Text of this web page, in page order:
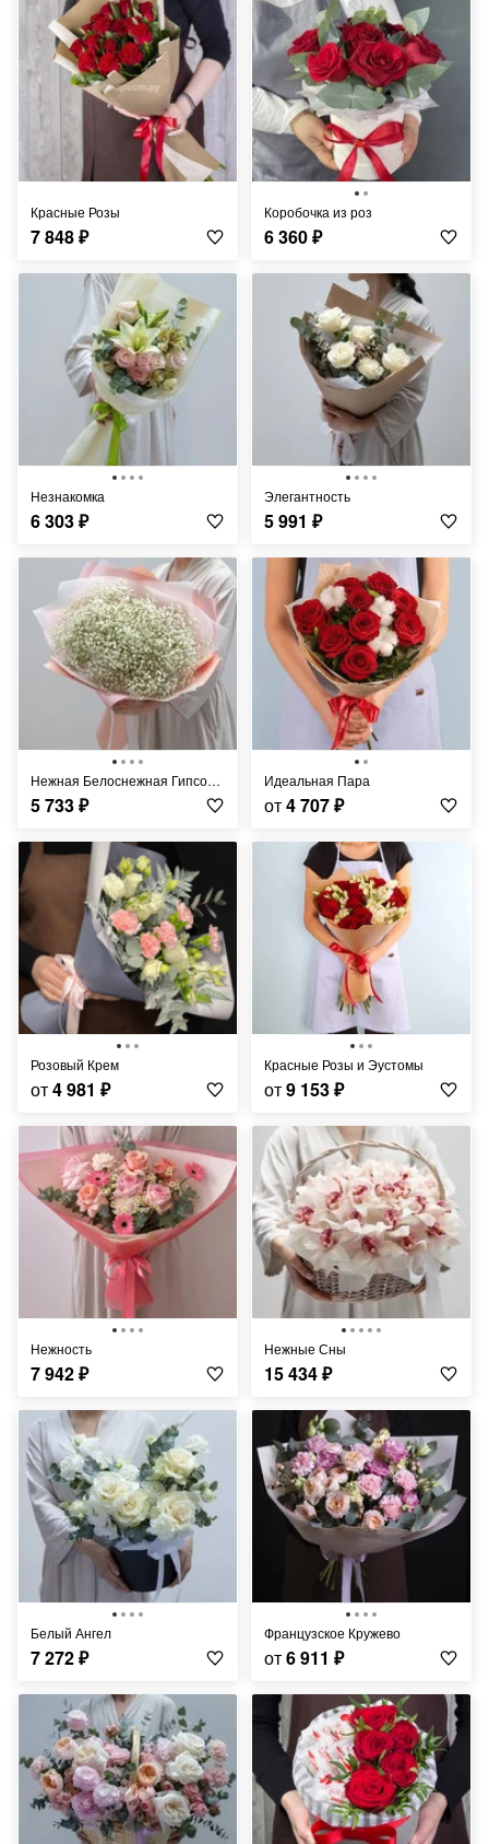
Красные Розы
7 848₽
Коробочка из роз
6 360₽
Незнакомка
6 303₽
Элегантность
5 991 ₽
Нежная Белоснежная Гипсофила
5 733₽
Идеальная Пара
от4 707₽
Розовый Крем
от4 981 ₽
Красные Розы и Эустомы
от9 153₽
Нежность
7 942₽
Нежные Сны
15 434₽
Белый Ангел
7 272₽
Французское Кружево
от6 911 ₽